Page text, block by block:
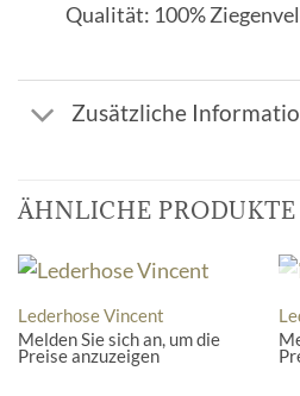
Qualität: 100%
Zusätzliche
ÄHNLICHE PRODUKTE
Lederhose Vincent
Melden Sie sich an, um die
Preise anzuzeigen